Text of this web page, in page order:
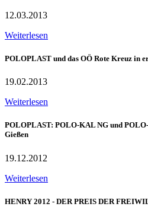
12.03.2013
Weiterlesen
POLOPLAST und das OÖ Rote Kreuz in
19.02.2013
Weiterlesen
POLOPLAST: POLO-KAL NG und
Gießen
19.12.2012
Weiterlesen
HENRY 2012 - DER PREIS DER